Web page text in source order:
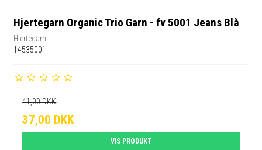
Hjertegarn Organic Trio Garn - fv 5001 Jeans Blå
Hjertegarn
14535001
41,00 DKK
37,00 DKK
VIS PRODUKT